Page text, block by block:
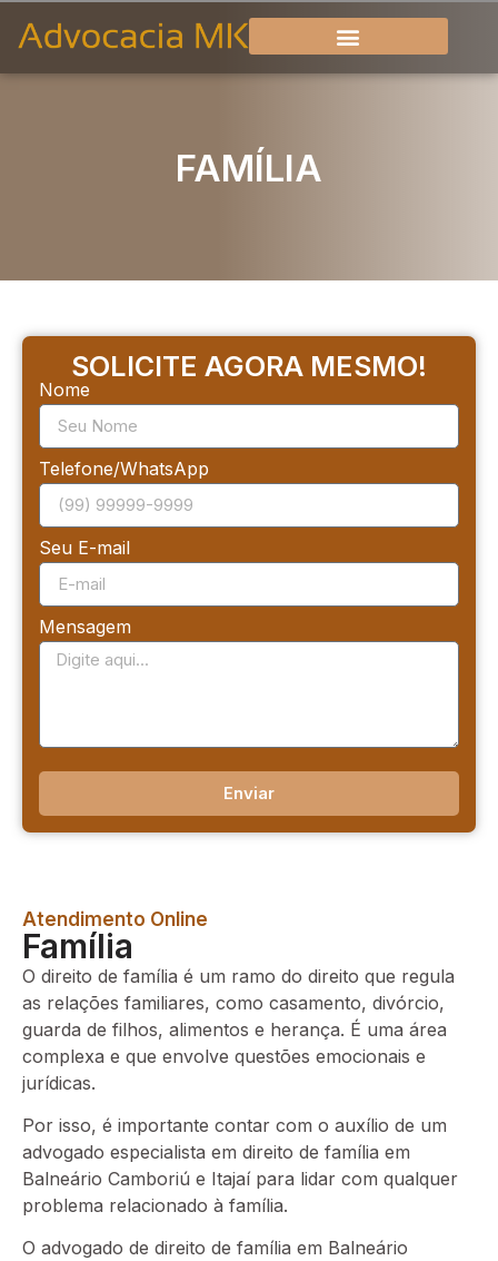
FAMÍLIA
SOLICITE AGORA MESMO!
Nome
Telefone/WhatsApp
Seu E-mail
Mensagem
Enviar
Atendimento Online
Família
O direito de família é um ramo do direito que regula
as relações familiares, como casamento, divórcio,
guarda de filhos, alimentos e herança. É uma área
complexa e que envolve questões emocionais e
jurídicas.
Por isso, é importante contar com o auxílio de um
advogado especialista em direito de família em
Balneário Camboriú e Itajaí para lidar com qualquer
problema relacionado à família.
O advogado de direito de família em Balneário